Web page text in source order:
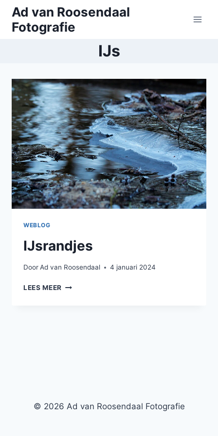
Doorgaan
naar
inhoud
Ad van Roosendaal
Fotografie
IJs
WEBLOG
IJsrandjes
DoorAd van Roosendaal 4 januari 2024
LEES MEER IJSRANDJES
© 2026 Ad van Roosendaal Fotografie